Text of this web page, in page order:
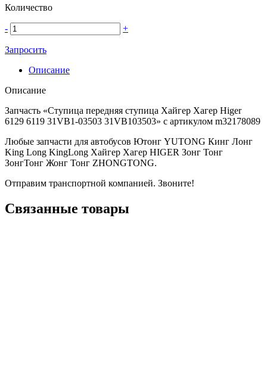
Количество
- +
Запросить
Описание
Описание
Запчасть «Ступица передняя ступица Хайгер Хагер Higer
6129 6119 31VB1-03503 31VB103503» с артикулом m32178089
Любые запчасти для автобусов Ютонг YUTONG Кинг Лонг
King Long KingLong Хайгер Хагер HIGER Зонг Тонг
ЗонгТонг Жонг Тонг ZHONGTONG.
Отправим транспортной компанией. Звоните!
Связанные товары